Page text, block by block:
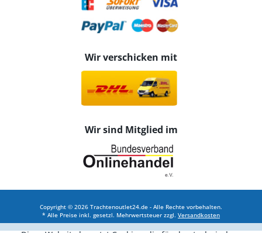
Wir verschicken mit
Wir sind Mitglied im
Copyright © 2026 Trachtenoutlet24.de - Alle Rechte vorbehalten.
* Alle Preise inkl. gesetzl. Mehrwertsteuer zzgl. Versandkosten